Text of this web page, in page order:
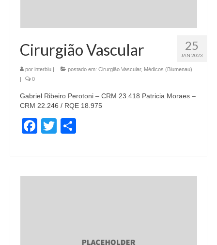
25
JAN 2023
Cirurgião Vascular
por interblu | postado em: Cirurgião Vascular, Médicos (Blumenau)
|
0
Gabriel Ribeiro Perotoni – CRM 23.418 Patricia Moraes –
CRM 22.246 / RQE 18.975
Facebook
Twitter